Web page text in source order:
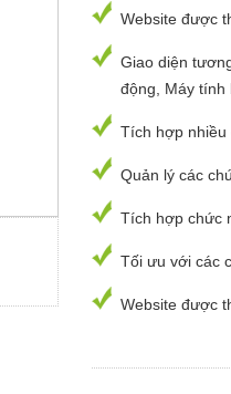
Website được
Giao diện
động, Máy
Tích hợp nhiều
Quản lý các
Tích hợp chức
Tối ưu với các
Website được